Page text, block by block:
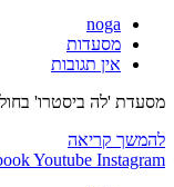
מחבר:
noga
קטגוריה:
מסעדות
תגובות:
אין תגובות
מסעדת 'לה ביסטרו'
להמשך קריאהלה
ביסטרו
Youtube Instagram